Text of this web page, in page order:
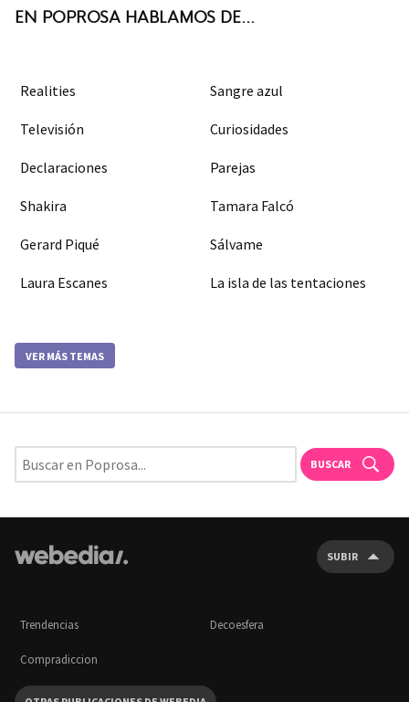
EN POPROSA HABLAMOS DE...
Realities Sangre azul
Televisión Curiosidades
Declaraciones Parejas
Shakira Tamara Falcó
Gerard Piqué Sálvame
Laura Escanes La isla de las tentaciones
VER MÁS TEMAS
BUSCAR
SUBIR
Trendencias Decoesfera
Compradiccion